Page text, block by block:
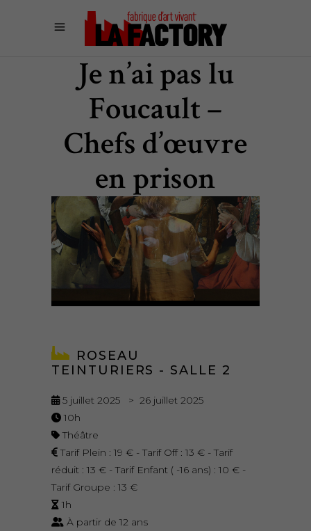
Je n’ai pas lu
Foucault –
Chefs d’œuvre
en prison
ROSEAU
TEINTURIERS - SALLE 2
5 juillet 2025 > 26 juillet 2025
10h
Théâtre
Tarif Plein : 19 € - Tarif Off : 13 € - Tarif
réduit : 13 € - Tarif Enfant ( -16 ans) : 10 € -
Tarif Groupe : 13 €
1h
À partir de 12 ans